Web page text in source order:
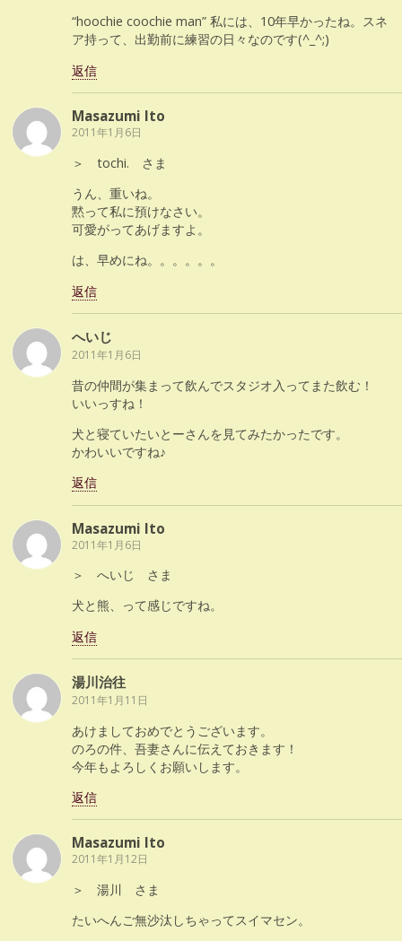
“hoochie coochie man” 私には、10年早かったね。スネ
ア持って、出勤前に練習の日々なのです(^_^;)
返信
Masazumi Ito
2011年1月6日
＞ tochi. さま
うん、重いね。
黙って私に預けなさい。
可愛がってあげますよ。
は、早めにね。。。。。。
返信
へいじ
2011年1月6日
昔の仲間が集まって飲んでスタジオ入ってまた飲む！
いいっすね！
犬と寝ていたいとーさんを見てみたかったです。
かわいいですね♪
返信
Masazumi Ito
2011年1月6日
＞ へいじ さま
犬と熊、って感じですね。
返信
湯川治往
2011年1月11日
あけましておめでとうございます。
のろの件、吾妻さんに伝えておきます！
今年もよろしくお願いします。
返信
Masazumi Ito
2011年1月12日
＞ 湯川 さま
たいへんご無沙汰しちゃってスイマセン。